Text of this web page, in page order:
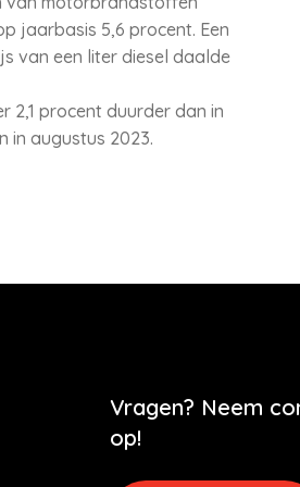
jaarbasis 5,6 procent. Een
van een liter diesel daalde
2,1 procent duurder dan in
in augustus 2023.
Vragen? Neem
op!